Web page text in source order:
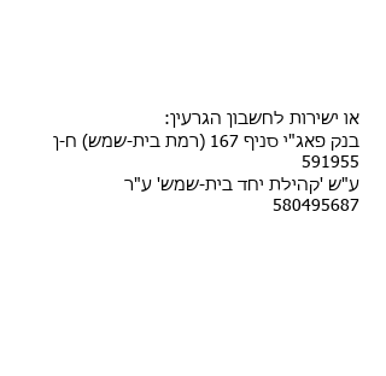
או ישירות לחשבון הגרעין:
בנק פאג"י סניף 167 (רמת בית-שמש) ח-ן
591955
ע"ש 'קהילת יחד בית-שמש' ע"ר
580495687